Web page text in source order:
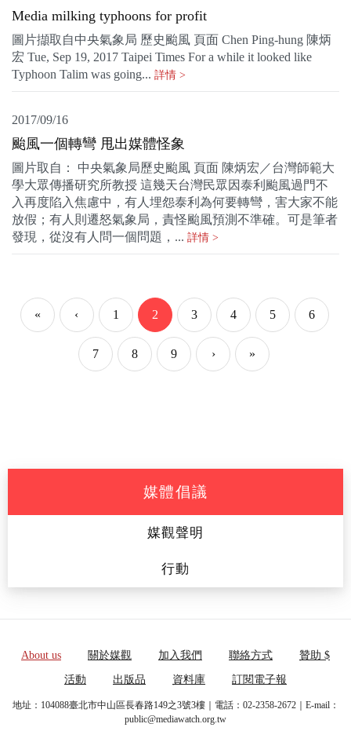
Media milking typhoons for profit
圖片擷取自中央氣象局 歷史颱風 頁面 Chen Ping-hung 陳炳
宏 Tue, Sep 19, 2017 Taipei Times For a while it looked like
Typhoon Talim was going... 詳情 >
2017/09/16
颱風一個轉彎 甩出媒體怪象
圖片取自： 中央氣象局歷史颱風 頁面 陳炳宏／台灣師範大
學大眾傳播研究所教授 這幾天台灣民眾因泰利颱風過門不
入再度陷入焦慮中，有人埋怨泰利為何要轉彎，害大家不能
放假；有人則遷怒氣象局，責怪颱風預測不準確。可是筆者
發現，從沒有人問一個問題，... 詳情 >
« ‹ 1 2 3 4 5 6
7 8 9 › »
媒體倡議
媒觀聲明
行動
About us 關於媒觀 加入我們 聯絡方式 贊助 $
活動 出版品 資料庫 訂閱電子報
地址：104088臺北市中山區長春路149之3號3樓｜電話：02-2358-2672｜E-mail：
public@mediawatch.org.tw